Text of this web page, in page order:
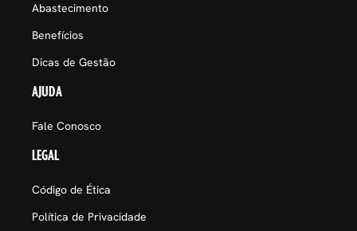
Abastecimento
Benefícios
Dicas de Gestão
AJUDA
Fale Conosco
LEGAL
Código de Ética
Política de Privacidade